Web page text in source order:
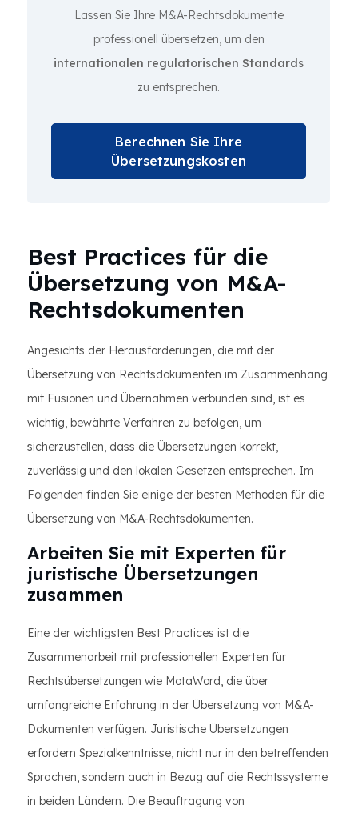
Lassen Sie Ihre M&A-Rechtsdokumente
professionell übersetzen, um den
internationalen regulatorischen Standards
zu entsprechen.
Berechnen Sie Ihre
Übersetzungskosten
Best Practices für die
Übersetzung von M&A-
Rechtsdokumenten
Angesichts der Herausforderungen, die mit der
Übersetzung von Rechtsdokumenten im Zusammenhang
mit Fusionen und Übernahmen verbunden sind, ist es
wichtig, bewährte Verfahren zu befolgen, um
sicherzustellen, dass die Übersetzungen korrekt,
zuverlässig und den lokalen Gesetzen entsprechen. Im
Folgenden finden Sie einige der besten Methoden für die
Übersetzung von M&A-Rechtsdokumenten.
Arbeiten Sie mit Experten für
juristische Übersetzungen
zusammen
Eine der wichtigsten Best Practices ist die
Zusammenarbeit mit professionellen Experten für
Rechtsübersetzungen wie MotaWord, die über
umfangreiche Erfahrung in der Übersetzung von M&A-
Dokumenten verfügen. Juristische Übersetzungen
erfordern Spezialkenntnisse, nicht nur in den betreffenden
Sprachen, sondern auch in Bezug auf die Rechtssysteme
in beiden Ländern. Die Beauftragung von